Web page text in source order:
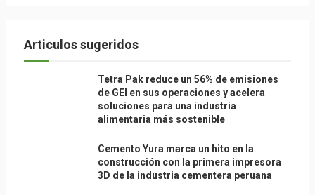
Articulos sugeridos
Tetra Pak reduce un 56% de emisiones
de GEI en sus operaciones y acelera
soluciones para una industria
alimentaria más sostenible
Cemento Yura marca un hito en la
construcción con la primera impresora
3D de la industria cementera peruana